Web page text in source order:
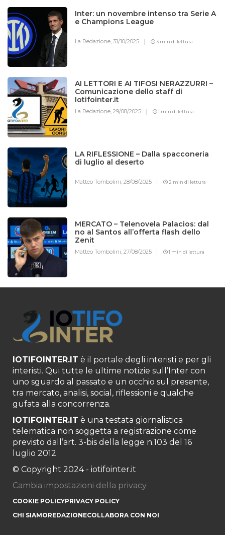
Inter: un novembre intenso tra Serie A
e Champions League
La Redazione,31/10/2025 3 min di lettura
AI LETTORI E AI TIFOSI NERAZZURRI –
Comunicazione dello staff di
Iotifointer.it
La Redazione,29/08/2025 1 min di lettura
LA RIFLESSIONE – Dalla spacconeria
di luglio al deserto
Matteo Tombolini,28/08/2025 2 min di lettura
MERCATO – Telenovela Palacios: dal
no al Santos all’offerta flash dello
Zenit
Matteo Tombolini,27/08/2025 1 min di lettura
IOTIFOINTER.IT è il portale degli interisti e per gli
interisti. Qui tutte le ultime notizie sull’Inter con
uno sguardo al passato e un occhio sul presente,
tra mercato, analisi, social, riflessioni e qualche
gufata alla concorrenza.
IOTIFOINTER.IT è una testata giornalistica
telematica non soggetta a registrazione come
previsto dall’art. 3-bis della legge n.103 del 16
luglio 2012
© Copyright 2024 - iotifointer.it
Cambia impostazioni della privacy
COOKIE POLICYPRIVACY POLICY
CHI SIAMOREDAZIONECOLLABORA CON NOI